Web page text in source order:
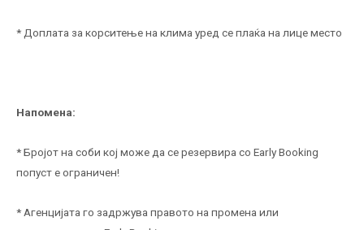
* Доплата за корситење на клима уред се плаќа на лице место
Напомена:
* Бројот на соби кој може да се резервира со Early Booking
попуст е ограничен!
* Агенцијата го задржува правото на промена или